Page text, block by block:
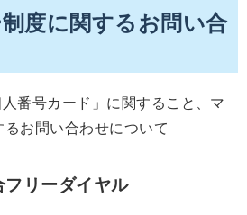
度に関するお問い合
番号カード」に関すること、マ
お問い合わせについて
リーダイヤル